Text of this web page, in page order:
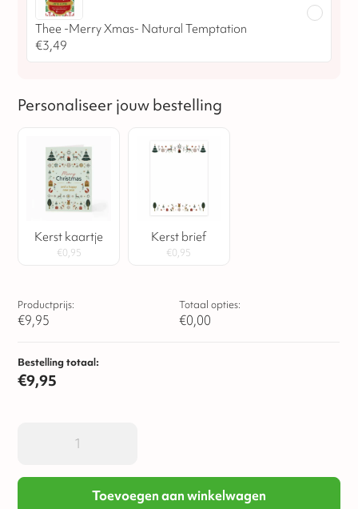
Thee -Merry Xmas- Natural Temptation
€3,49
Personaliseer jouw bestelling
Kerst kaartje
€0,95
Kerst brief
€0,95
Productprijs:
€9,95
Totaal opties:
€0,00
Bestelling totaal:
€9,95
Toevoegen aan winkelwagen